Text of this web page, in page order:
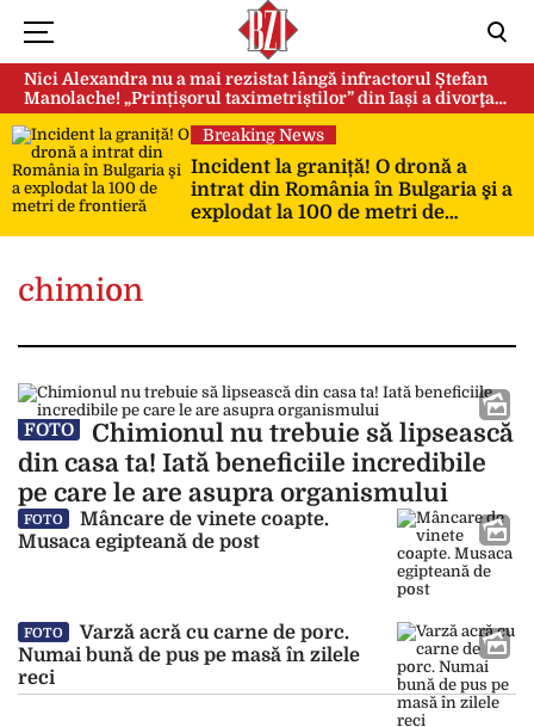
Nici Alexandra nu a mai rezistat lângă infractorul Ștefan
Manolache! „Prințișorul taximetriștilor” din Iași a divorţat
după doi ani de căsnicie
Breaking News
Incident la graniță! O dronă a
intrat din România în Bulgaria şi a
explodat la 100 de metri de
frontieră
chimion
FOTO
Chimionul nu trebuie să lipsească
din casa ta! Iată beneficiile incredibile
pe care le are asupra organismului
FOTO
Mâncare de vinete coapte.
Musaca egipteană de post
FOTO
Varză acră cu carne de porc.
Numai bună de pus pe masă în zilele
reci